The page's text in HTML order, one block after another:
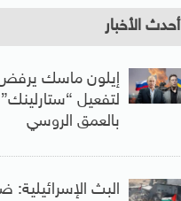
أحدث الأخبار
إيلون ماسك يرفض
لتفعيل
بالعمق الروسي
البث الإسرائيلية: